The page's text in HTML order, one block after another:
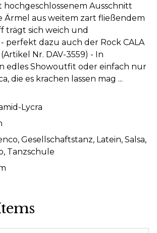
Ausschnitt
Ärmel aus weitem zart fließendem
trägt sich weich und
perfekt dazu auch der Rock CALA
Nr. DAV-3559) - In
edles Showoutfit oder einfach nur
die es krachen lassen mag ...
Lycra
, Gesellschaftstanz, Latein, Salsa,
, Tanzschule